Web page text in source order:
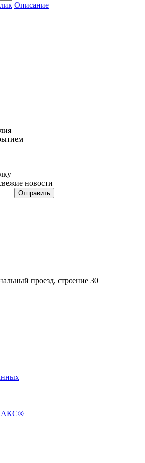
Описание
новости
Отправить
проезд, строение 30